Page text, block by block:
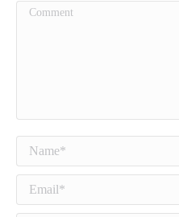
Comment